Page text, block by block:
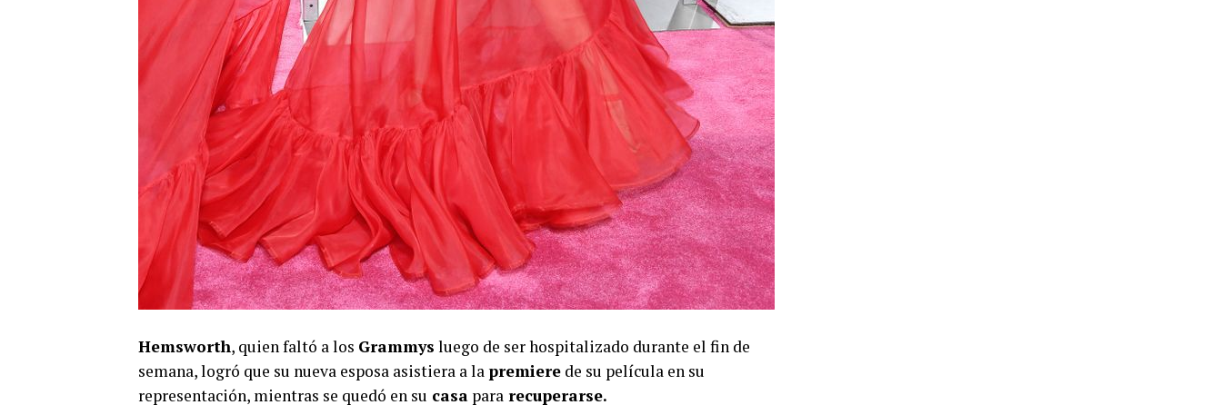
Hemsworth, quien faltó a los Grammys luego de ser hospitalizado durante el fin de
semana, logró que su nueva esposa asistiera a la premiere de su película en su
representación, mientras se quedó en su casa para recuperarse.